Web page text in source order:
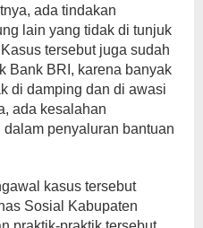
ada tindakan
lain yang tidak di tunjuk
tersebut juga sudah
Bank BRI, karena banyak
di damping dan di awasi
ada kesalahan
penyaluran bantuan
kasus tersebut
Sosial Kabupaten